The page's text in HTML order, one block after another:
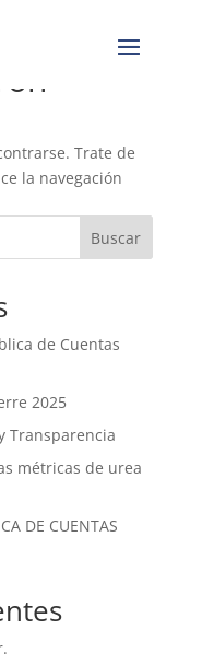
Trate de
la navegación
Buscar
de Cuentas
2025
Transparencia
métricas de urea
DE CUENTAS